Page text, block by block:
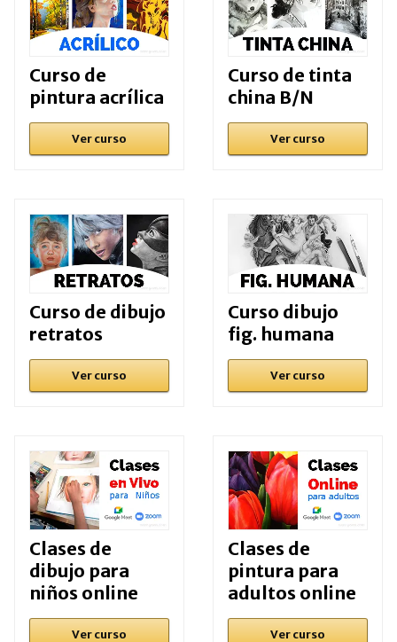
Curso de
pintura acrílica
Ver curso
Curso de tinta
china B/N
Ver curso
Curso de dibujo
retratos
Ver curso
Curso dibujo
fig. humana
Ver curso
Clases de
dibujo para
niños online
Ver curso
Clases de
pintura para
adultos online
Ver curso